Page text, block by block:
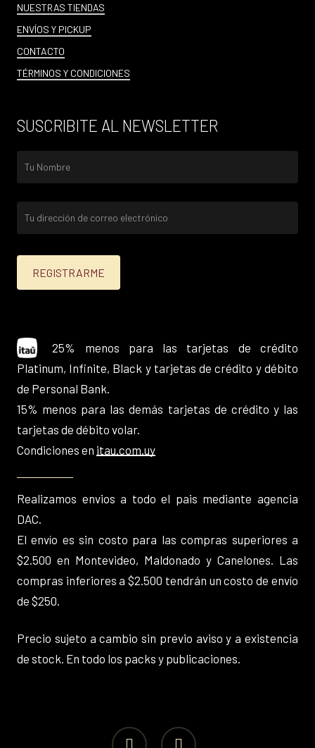
NUESTRAS TIENDAS
ENVÍOS Y PICKUP
CONTACTO
TÉRMINOS Y CONDICIONES
SUSCRIBITE AL NEWSLETTER
25% menos para las tarjetas de crédito
Platinum, Infinite, Black y tarjetas de crédito y débito
de Personal Bank.
15% menos para las demás tarjetas de crédito y las
tarjetas de débito volar.
Condiciones en itau.com.uy
Realizamos envios a todo el pais mediante agencia
DAC.
El envío es sin costo para las compras superiores a
$2.500 en Montevideo, Maldonado y Canelones. Las
compras inferiores a $2.500 tendrán un costo de envío
de $250.
Precio sujeto a cambio sin previo aviso y a existencia
de stock. En todo los packs y publicaciones.
facebook instagram